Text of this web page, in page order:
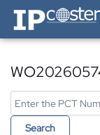
IP-Coster — Home
Search